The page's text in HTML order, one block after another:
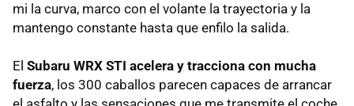
mi la curva, marco con el volante la trayectoria y la
mantengo constante hasta que enfilo la salida.
El Subaru WRX STI acelera y tracciona con mucha
fuerza, los 300 caballos parecen capaces de arrancar